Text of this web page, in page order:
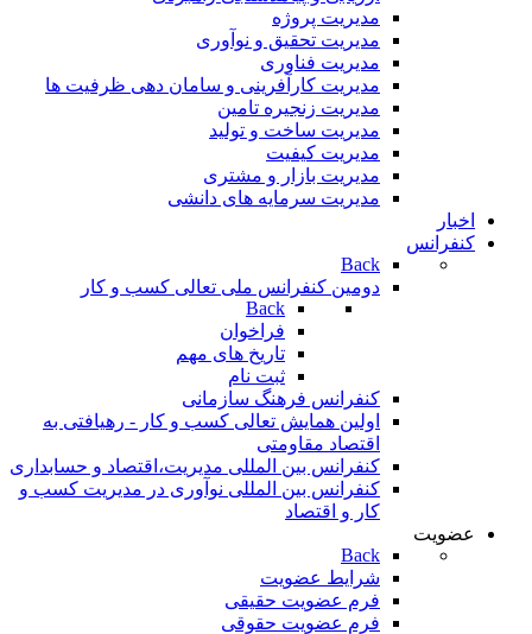
مدیریت پروژه
مدیریت تحقیق و نوآوری
مدیریت فناوری
مدیریت کارآفرینی و سامان دهی ظرفیت ها
مدیریت زنجیره تامین
مدیریت ساخت و تولید
مدیریت کیفیت
مدیریت بازار و مشتری
مدیریت سرمایه های دانشی
اخبار
کنفرانس
Back
دومین کنفرانس ملی تعالی کسب و کار
Back
فراخوان
تاريخ های مهم
ثبت نام
کنفرانس فرهنگ سازمانی
اولین همایش تعالی کسب و کار - رهیافتی به
اقتصاد مقاومتی
کنفرانس بین المللی مدیریت،اقتصاد و حسابداری
کنفرانس بین المللی نوآوری در مدیریت کسب و
کار و اقتصاد
عضویت
Back
شرایط عضویت
فرم عضویت حقیقی
فرم عضویت حقوقی